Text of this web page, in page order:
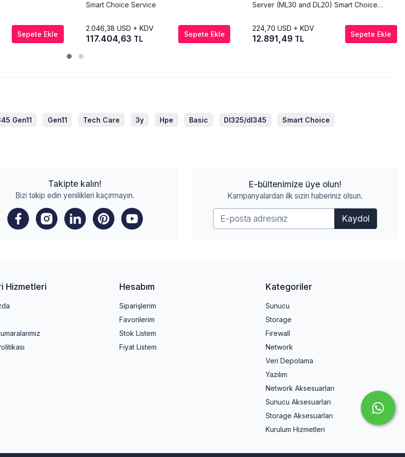
Sepete Ekle
Smart Choice Service
2.046,38 USD + KDV
117.404,63 TL Sepete Ekle
Server (ML30 and DL20) Smart Choice
224,70USD + KDV
12.891,49 TL Sepete Ekle
Gen11 Gen11 Tech Care 3y Hpe Basic Dl325/dl345 Smart Choice
Takipte kalın!
Bizi takip edin yenilikleri kaçırmayın.
E-bültenimize üye olun!
Kampanyalardan ilk sizin haberiniz olsun.
Kaydol
Hizmetleri Hesabım
Siparişlerim
Favorilerim
Stok Listem
Fiyat Listem
Kategoriler
Sunucu
Storage
Firewall
Network
Veri Depolama
Yazılım
Network Aksesuarları
Sunucu Aksesuarları
Storage Aksesuarları
Kurulum Hizmetleri